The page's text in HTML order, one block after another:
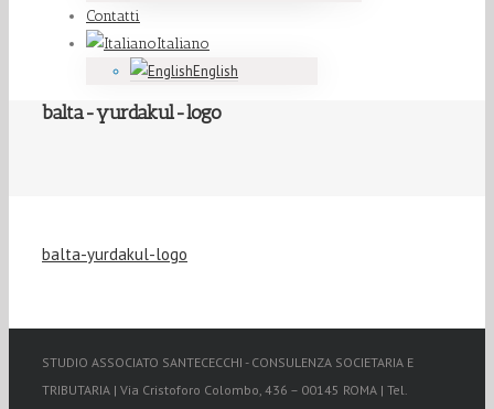
Contatti
Italiano
English
balta-yurdakul-logo
balta-yurdakul-logo
STUDIO ASSOCIATO SANTECECCHI - CONSULENZA SOCIETARIA E
TRIBUTARIA | Via Cristoforo Colombo, 436 – 00145 ROMA | Tel.